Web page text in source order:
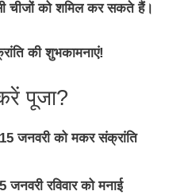
चीजों को शमिल कर सकते हैं।
की शुभकामनाएं!
पूजा?
जनवरी को मकर संक्रांति
रविवार को मनाई